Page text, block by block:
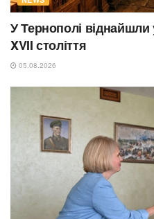
У Тернополі віднайшли
XVII століття
05.08.2026